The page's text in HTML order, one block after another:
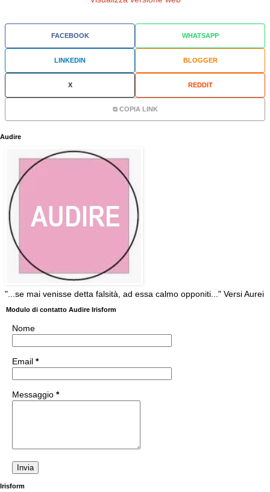
FACEBOOK WHATSAPP
LINKEDIN BLOGGER
X REDDIT
⧉ COPIA LINK
Audire
"...se mai venisse detta falsità, ad essa calmo opponiti..." Versi Aurei
Modulo di contatto Audire Irisform
Nome
Email *
Messaggio *
Irisform